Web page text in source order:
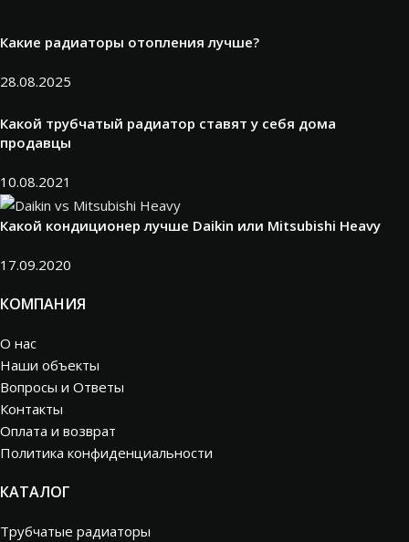
Какие радиаторы отопления лучше?
28.08.2025
Какой трубчатый радиатор ставят у себя дома
продавцы
10.08.2021
Какой кондиционер лучше Daikin или Mitsubishi Heavy
17.09.2020
КОМПАНИЯ
О нас
Наши объекты
Вопросы и Ответы
Контакты
Оплата и возврат
Политика конфиденциальности
КАТАЛОГ
Трубчатые радиаторы